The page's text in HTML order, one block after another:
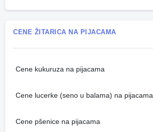
CENE ŽITARICA NA PIJACAMA
Cene kukuruza na pijacama
Cene lucerke (seno u balama) na pijacama
Cene pšenice na pijacama